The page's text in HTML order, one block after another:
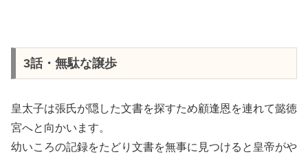
3話・無駄な譲歩
皇太子は張氏が隠した文書を探すため顧逢恩を連れて懿徳
宮へと向かいます。
幼いころの記録をたどり文書を無事に見つけると皇帝がや